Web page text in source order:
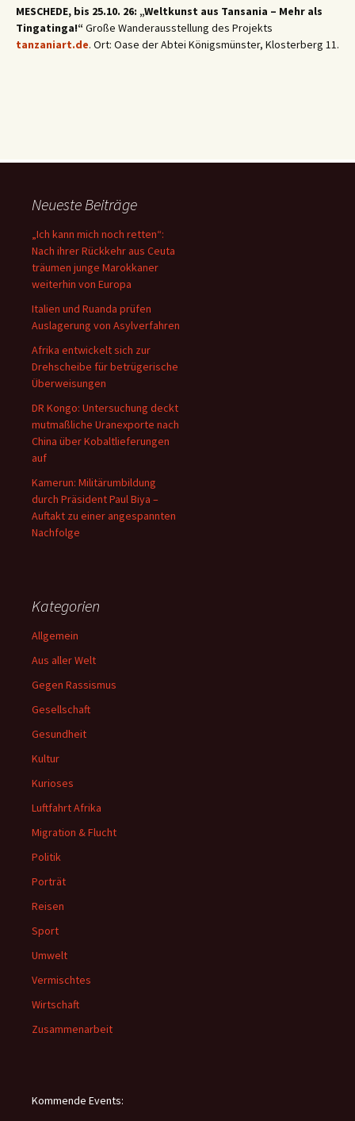
MESCHEDE, bis 25.10. 26: „Weltkunst aus Tansania – Mehr als
Tingatinga!“Große Wanderausstellung des Projekts
tanzaniart.de. Ort: Oase der Abtei Königsmünster, Klosterberg 11.
Neueste Beiträge
„Ich kann mich noch retten“:
Nach ihrer Rückkehr aus Ceuta
träumen junge Marokkaner
weiterhin von Europa
Italien und Ruanda prüfen
Auslagerung von Asylverfahren
Afrika entwickelt sich zur
Drehscheibe für betrügerische
Überweisungen
DR Kongo: Untersuchung deckt
mutmaßliche Uranexporte nach
China über Kobaltlieferungen
auf
Kamerun: Militärumbildung
durch Präsident Paul Biya –
Auftakt zu einer angespannten
Nachfolge
Kategorien
Allgemein
Aus aller Welt
Gegen Rassismus
Gesellschaft
Gesundheit
Kultur
Kurioses
Luftfahrt Afrika
Migration & Flucht
Politik
Porträt
Reisen
Sport
Umwelt
Vermischtes
Wirtschaft
Zusammenarbeit
Kommende Events: